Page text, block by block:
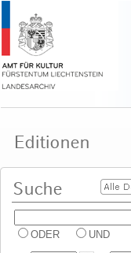
ODER UND